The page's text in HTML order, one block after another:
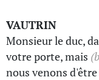
VAUTRIN
Monsieur le duc,
votre porte, mais
nous venons